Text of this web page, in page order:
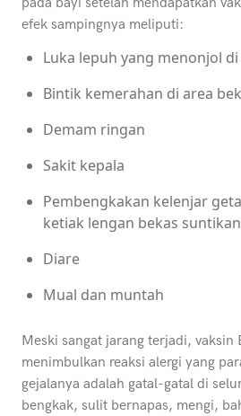
pada bayi setelah mendapatkan
efek sampingnya meliputi:
Luka lepuh yang menonjol
Bintik kemerahan di area
Demam ringan
Sakit kepala
Pembengkakan kelenjar
ketiak lengan bekas suntikan
Diare
Mual dan muntah
Meski sangat jarang terjadi, vaksin
menimbulkan reaksi alergi yang
gejalanya adalah gatal-gatal di
bengkak, sulit bernapas, mengi,